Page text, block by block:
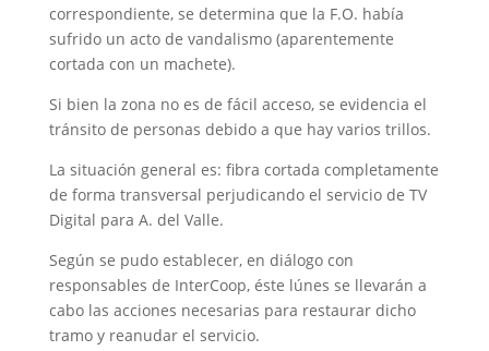
correspondiente, se determina que la F.O. había
sufrido un acto de vandalismo (aparentemente
cortada con un machete).
Si bien la zona no es de fácil acceso, se evidencia el
tránsito de personas debido a que hay varios trillos.
La situación general es: fibra cortada completamente
de forma transversal perjudicando el servicio de TV
Digital para A. del Valle.
Según se pudo establecer, en diálogo con
responsables de InterCoop, éste lúnes se llevarán a
cabo las acciones necesarias para restaurar dicho
tramo y reanudar el servicio.